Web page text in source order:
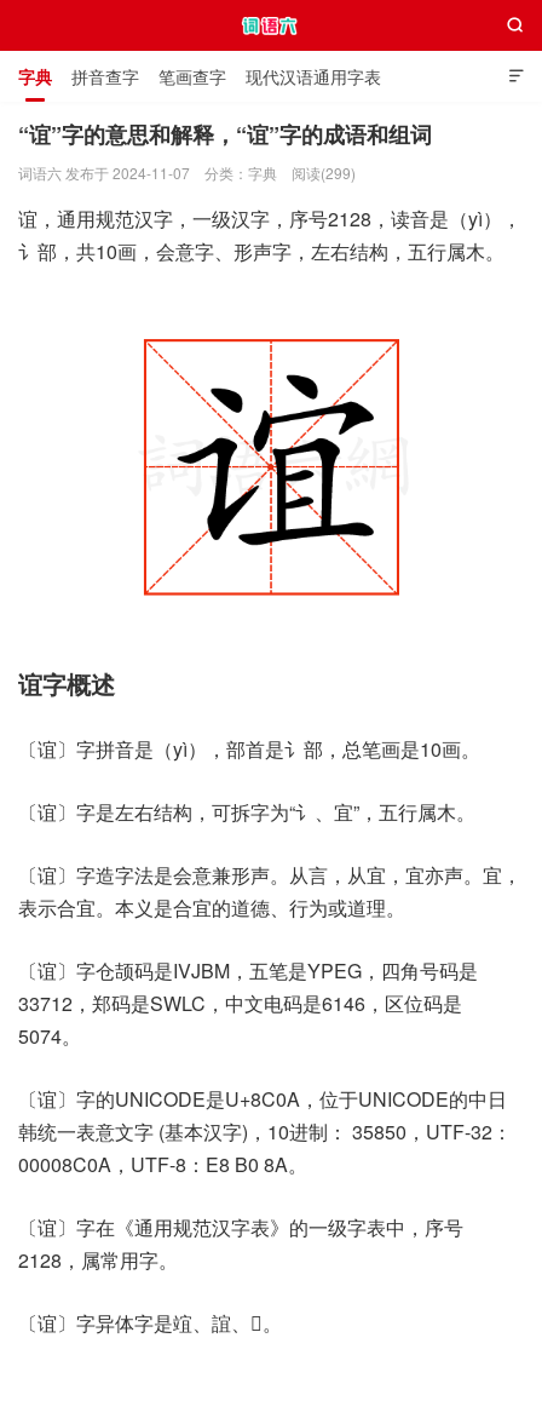

字典 拼音查字 笔画查字 现代汉语通用字表
通用规范汉字表 叠字大全 独体字大全 极简英语词典

“谊”字的意思和解释，“谊”字的成语和组词
词语六 发布于 2024-11-07 分类： 字典 阅读(299)
谊，通用规范汉字，一级汉字，序号2128，读音是（yì），
讠部，共10画，会意字、形声字，左右结构，五行属木。
谊字概述
〔谊〕字拼音是（yì），部首是讠部，总笔画是10画。
〔谊〕字是左右结构，可拆字为“讠、宜”，五行属木。
〔谊〕字造字法是会意兼形声。从言，从宜，宜亦声。宜，
表示合宜。本义是合宜的道德、行为或道理。
〔谊〕字仓颉码是IVJBM，五笔是YPEG，四角号码是
33712，郑码是SWLC，中文电码是6146，区位码是
5074。
〔谊〕字的UNICODE是U+8C0A，位于UNICODE的中日
韩统一表意文字 (基本汉字)，10进制： 35850，UTF-32：
00008C0A，UTF-8：E8 B0 8A。
〔谊〕字在《通用规范汉字表》的一级字表中，序号
2128，属常用字。
〔谊〕字异体字是竩、誼、𧧼。